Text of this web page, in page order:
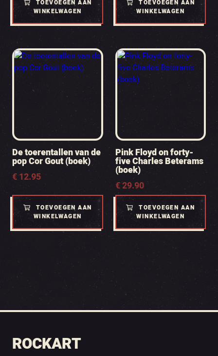
€ 15.00.
€ 7.50.
TOEVOEGEN AAN
WINKELWAGEN
TOEVOEGEN AAN
WINKELWAGEN
De toerentallen van de
pop Cor Gout (boek)
€12.95
TOEVOEGEN AAN
WINKELWAGEN
Pink Floyd on forty-
five Charles Beterams
(boek)
€29.90
TOEVOEGEN AAN
WINKELWAGEN
ROCKART